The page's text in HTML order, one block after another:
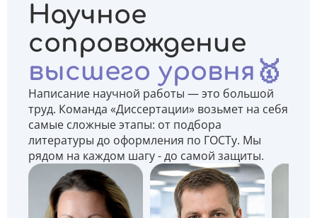
Научное
сопровождение
высшего уровня🥇
Написание научной работы — это большой
труд. Команда «Диссертации» возьмет на себя
самые сложные этапы: от подбора
литературы до оформления по ГОСТу. Мы
рядом на каждом шагу - до самой защиты.